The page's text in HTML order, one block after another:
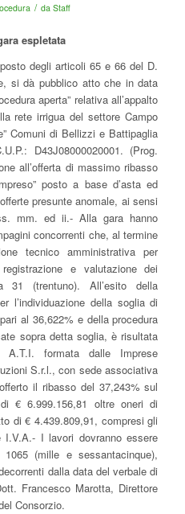
/ da Staff
espletata
degli articoli 65 e 66 del D.
si dà pubblico atto che in data
aperta” relativa all’appalto
rete irrigua del settore Campo
Comuni di Bellizzi e Battipaglia
D43J08000020001. (Prog.
all’offerta di massimo ribasso
posto a base d’asta ed
presunte anomale, ai sensi
mm. ed ii.- Alla gara hanno
concorrenti che, al termine
tecnico amministrativa per
e valutazione dei
(trentuno). All’esito della
l’individuazione della soglia di
al 36,622% e della procedura
sopra detta soglia, è risultata
A.T.I. formata dalle Imprese
S.r.l., con sede associativa
il ribasso del 37,243% sul
€ 6.999.156,81 oltre oneri di
di € 4.439.809,91, compresi gli
I lavori dovranno essere
(mille e sessantacinque),
dalla data del verbale di
Francesco Marotta, Direttore
Consorzio.